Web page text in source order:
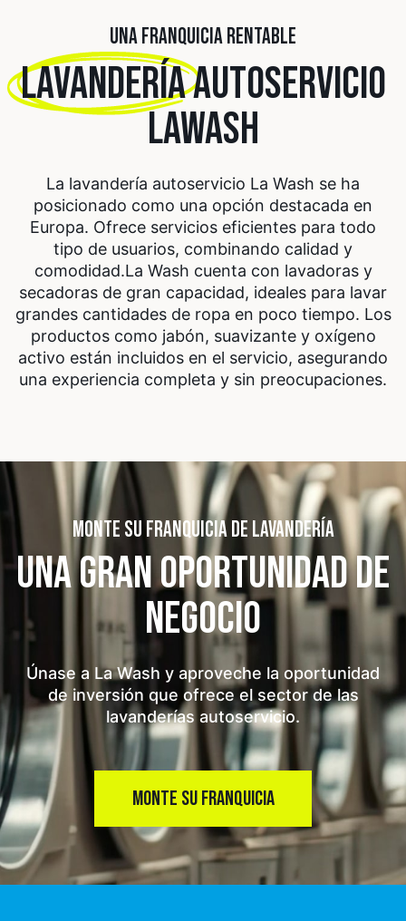
UNA FRANQUICIA RENTABLE
LAVANDERÍAAUTOSERVICIO
LAWASH
La lavandería autoservicio La Wash se ha
posicionado como una opción destacada en
Europa. Ofrece servicios eficientes para todo
tipo de usuarios, combinando calidad y
comodidad.La Wash cuenta con lavadoras y
secadoras de gran capacidad, ideales para lavar
grandes cantidades de ropa en poco tiempo. Los
productos como jabón, suavizante y oxígeno
activo están incluidos en el servicio, asegurando
una experiencia completa y sin preocupaciones.
MONTE SU FRANQUICIA DE LAVANDERÍA
UNA GRAN OPORTUNIDADDE
NEGOCIO
Únase a La Wash y aproveche la oportunidad
de inversión que ofrece el sector de las
lavanderías autoservicio.
MONTE SU FRANQUICIA